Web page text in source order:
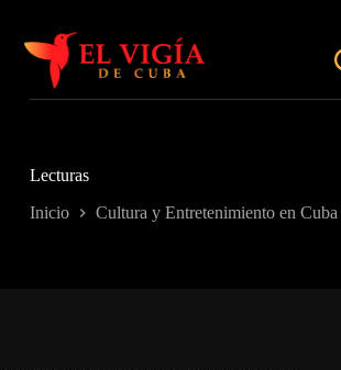
contenido
Lecturas
Inicio Cultura y Entretenimiento en Cuba